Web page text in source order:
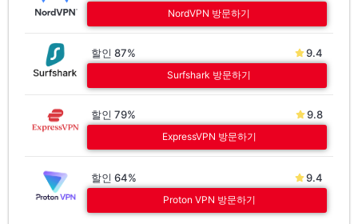
NordVPN 방문하기
할인 87% 9.4
Surfshark 방문하기
할인 79% 9.8
ExpressVPN 방문하기
할인 64% 9.4
Proton VPN 방문하기